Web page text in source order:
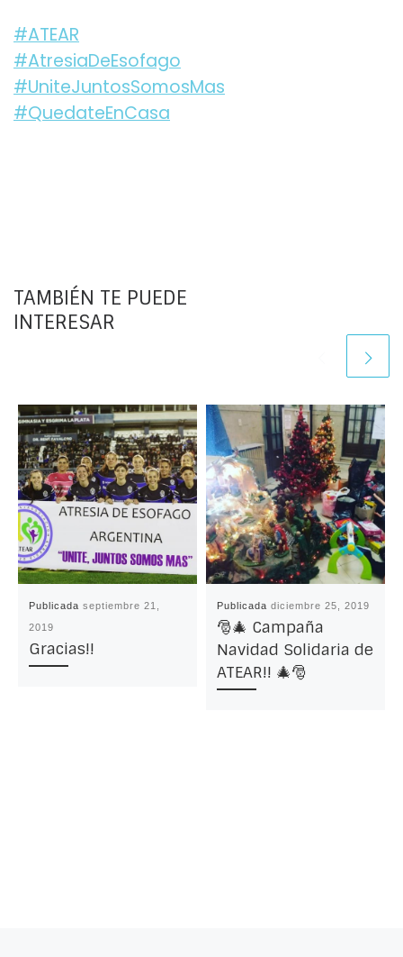
#ATEAR
#AtresiaDeEsofago
#UniteJuntosSomosMas
#QuedateEnCasa
TAMBIÉN TE PUEDE
INTERESAR
Publicadaseptiembre 21,
2019
Gracias!!
Publicadadiciembre 25, 2019
🎅🎄 Campaña
Navidad Solidaria de
ATEAR!! 🎄🎅